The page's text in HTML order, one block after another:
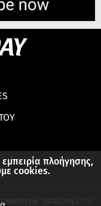
πλοήγησης,
cookies.